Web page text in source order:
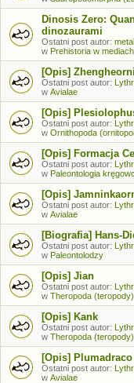
Dinosis Zero:
dinozaurami
Ostatni post autor:
w Prehistoria w mediach
[Opis]
Ostatni post autor:
w Avialae
[Opis]
Ostatni post autor:
w Ornithopoda
[Opis] Formacja
Ostatni post autor:
w Paleontologia
[Opis]
Ostatni post autor:
w Avialae
[Biografia] Hans-
Ostatni post autor:
w Paleontolodzy
[Opis] Jian
Ostatni post autor:
w Theropoda (teropody)
[Opis] Kank
Ostatni post autor:
w Theropoda (teropody)
[Opis]
Ostatni post autor:
w Avialae